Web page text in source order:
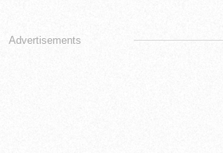
Advertisements